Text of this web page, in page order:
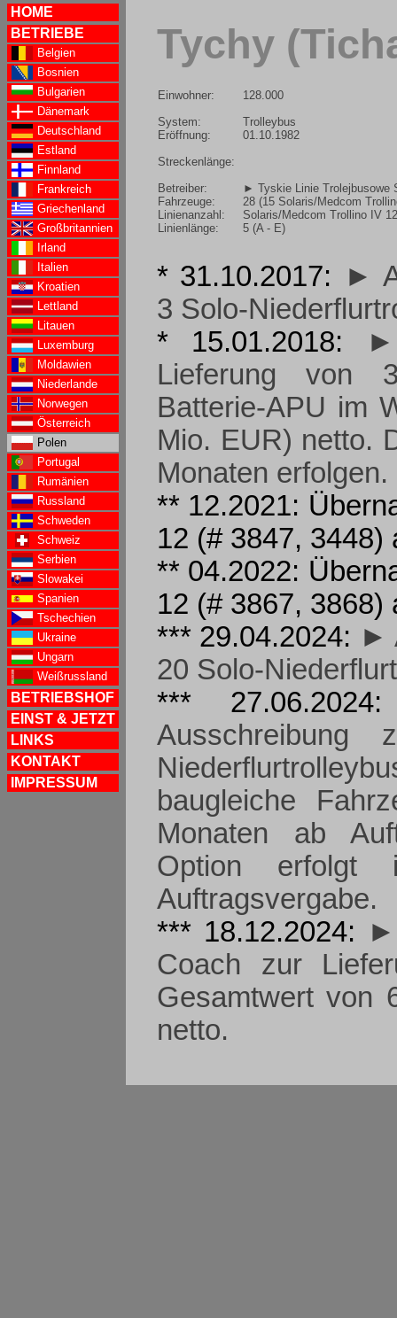
HOME
BETRIEBE
Belgien
Bosnien
Bulgarien
Dänemark
Deutschland
Estland
Finnland
Frankreich
Griechenland
Großbritannien
Irland
Italien
Kroatien
Lettland
Litauen
Luxemburg
Moldawien
Niederlande
Norwegen
Österreich
Polen
Portugal
Rumänien
Russland
Schweden
Schweiz
Serbien
Slowakei
Spanien
Tschechien
Ukraine
Ungarn
Weißrussland
BETRIEBSHOF
EINST & JETZT
LINKS
KONTAKT
IMPRESSUM
Tychy
Einwohner:
System:
Eröffnung:
Streckenlänge:
Betreiber:
Fahrzeuge:
Linienanzahl:
Linienlänge:
128.000
Trolleybus
01.10.1982
► Tyskie Linie Trolejbusowe
28 (15 Solaris/Medcom
Solaris/Medcom Trollino IV
5 (A - E)
* 31.10.2017:
►
3 Solo-
* 15.01.2018:
►
Lieferung von 3
Batterie-APU im
Mio. EUR) netto.
Monaten erfolgen.
** 12.2021:
12 (# 3847, 3448)
** 04.2022:
12 (# 3867, 3868)
*** 29.04.2024: ►
20 Solo-
***
baugleiche
Monaten ab
Option erfolgt
Auftragsvergabe.
*** 18.12.2024: ►
Coach zur
Gesamtwert von
netto.